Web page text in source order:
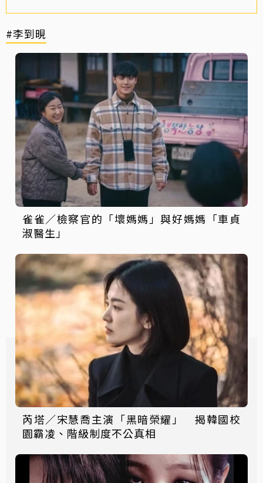
#李到晛
雀雀／檢察官的「壞媽媽」與好媽媽「車貞
淑醫生」
芮塔／宋慧喬主演「黑暗榮耀」 揭韓國校
園霸凌、階級制度不公真相